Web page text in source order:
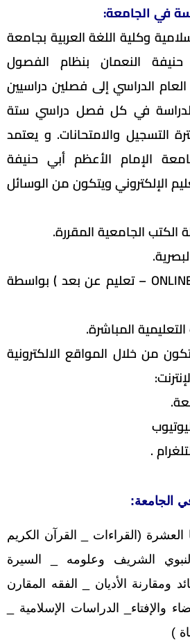
في الجامعة:
وكلية اللغة العربية بجامعة
النعمان بنظام الفصول
الدراسي إلى فصلين دراسيين
في كل فصل دراسي ستة
التسجيل والامتحانات. و يعتمد
الإمام الأعظم أبي حنيفة
الإلكتروني ويتكون من الوسائل
الكتب الجامعية المقررة.
• التعليم الإلكتروني (ONLINE – تعليم عن بعد ) بواسطة
المباشرة.
من خلال المواقع الالكترونية
.
الجامعة:
العشرة (القراءات _ القرآن الكريم
الشريف وعلومه _ السيرة
ومقارنة الأديان _ الفقه المقارن
والإفتاء_ الدراسات الإسلامية _
)